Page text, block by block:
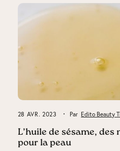
28 AVR. 2023 Par Edito Beauty
L’huile de sésame,
pour la peau